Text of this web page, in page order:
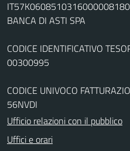
BANCA DI ASTI SPA
CODICE IDENTIFICATIVO
00300995
CODICE UNIVOCO
56NVDI
Ufficio relazioni con il pubblico
Uffici e orari